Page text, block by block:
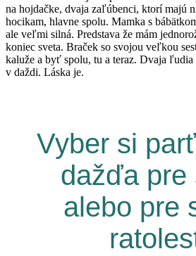
na hojdačke, dvaja zaľúbenci, ktorí majú
hocikam, hlavne spolu. Mamka s
ale veľmi silná. Predstava že mám
koniec sveta. Braček so svojou veľkou
kaluže a byť spolu, tu a teraz. Dvaja
v daždi. Láska je.
Vyber si
dažďa pre
alebo pre